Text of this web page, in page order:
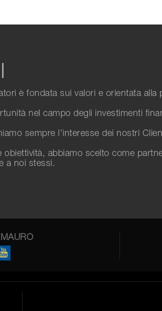
è fondata sui valori e orientata alla
nel campo degli investimenti
sempre l’interesse dei nostri
obiettività, abbiamo scelto come
a noi stessi.